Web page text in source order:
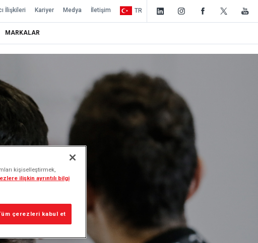
İlişkileri Kariyer Medya İletişim TR
MARKALAR
kişiselleştirmek,
ilişkin ayrıntılı bilgi
çerezleri kabul et